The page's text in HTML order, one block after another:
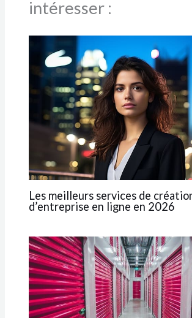
intéresser :
Les meilleurs services de
d’entreprise en ligne en 2026